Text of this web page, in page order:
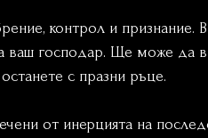
контрол и признание.
ваш господар. Ще може да
с празни ръце.
от инерцията на